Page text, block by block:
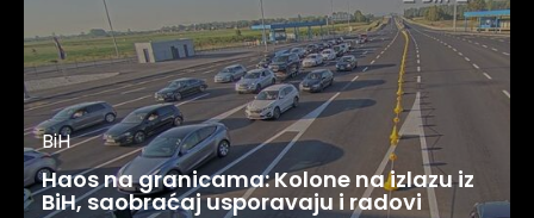
BiH
Haos na granicama: Kolone na izlazu iz
BiH, saobraćaj usporavaju i radovi